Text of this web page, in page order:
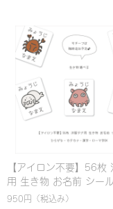
【アイロン不要】56枚
用 生き物 お名前 シール
950円 （税込み）